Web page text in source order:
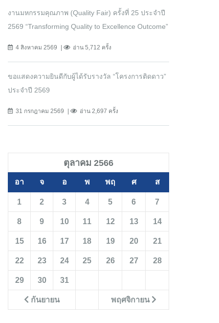
งานมหกรรมคุณภาพ (Quality Fair) ครั้งที่ 25 ประจำปี
2569 “Transforming Quality to Excellence Outcome”
4 สิงหาคม 2569 อ่าน 5,712 ครั้ง
ขอแสดงความยินดีกับผู้ได้รับรางวัล “โครงการติดดาว”
ประจำปี 2569
31 กรกฎาคม 2569 อ่าน 2,697 ครั้ง
ตุลาคม 2566
อา จ อ พ พฤ ศ ส
กันยายน พฤศจิกายน
1 2 3 4 5 6 7
8 9 10 11 12 13 14
15 16 17 18 19 20 21
22 23 24 25 26 27 28
29 30 31